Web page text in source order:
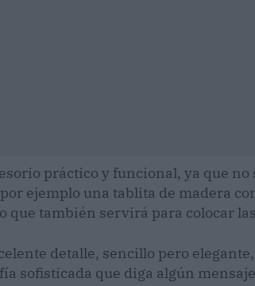
práctico y funcional, ya que no
ejemplo una tablita de madera
que también servirá para colocar
detalle, sencillo pero
sofisticada que diga algún